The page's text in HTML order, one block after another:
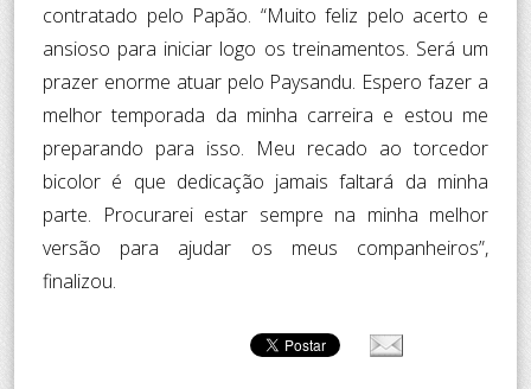
contratado pelo Papão. “Muito feliz pelo acerto e
ansioso para iniciar logo os treinamentos. Será um
prazer enorme atuar pelo Paysandu. Espero fazer a
melhor temporada da minha carreira e estou me
preparando para isso. Meu recado ao torcedor
bicolor é que dedicação jamais faltará da minha
parte. Procurarei estar sempre na minha melhor
versão para ajudar os meus companheiros”,
finalizou.